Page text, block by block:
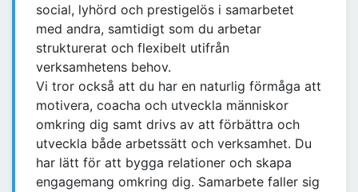
social, lyhörd och prestigelös i samarbetet
med andra, samtidigt som du arbetar
strukturerat och flexibelt utifrån
verksamhetens behov.
Vi tror också att du har en naturlig förmåga att
motivera, coacha och utveckla människor
omkring dig samt drivs av att förbättra och
utveckla både arbetssätt och verksamhet. Du
har lätt för att bygga relationer och skapa
engagemang omkring dig. Samarbete faller sig